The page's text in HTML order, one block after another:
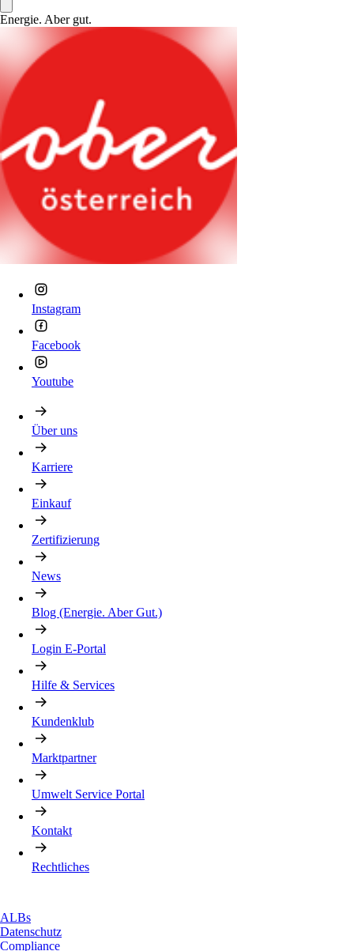
Energie. Aber gut.
Instagram
Facebook
Youtube
Über uns
Karriere
Einkauf
Zertifizierung
News
Blog (Energie. Aber Gut.)
Login E-Portal
Hilfe & Services
Kundenklub
Marktpartner
Umwelt Service Portal
Kontakt
Rechtliches
ALBs
Datenschutz
Compliance